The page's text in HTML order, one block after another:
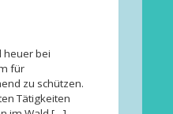
heuer bei
für
zu schützen.
Tätigkeiten